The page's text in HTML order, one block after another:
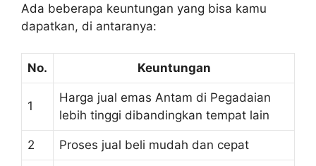
Ada beberapa keuntungan yang bisa kamu
dapatkan, di antaranya:
No. Keuntungan
1
Harga jual emas Antam di Pegadaian
lebih tinggi dibandingkan tempat lain
2 Proses jual beli mudah dan cepat